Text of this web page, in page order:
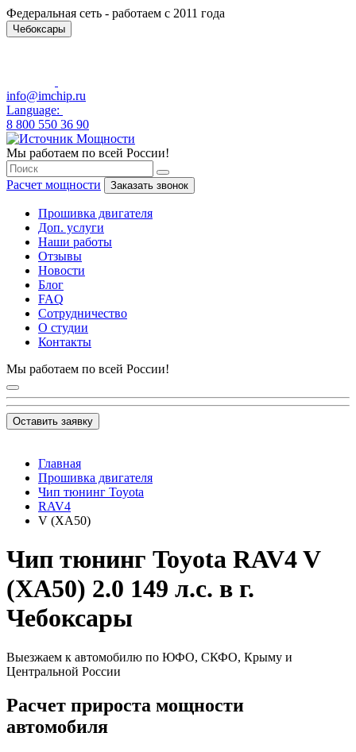
Федеральная сеть - работаем с 2011 года
Чебоксары
info@imchip.ru
Language:
8 800 550 36 90
Мы работаем по всей России!
Расчет мощности Заказать звонок
Прошивка двигателя
Доп. услуги
Наши работы
Отзывы
Новости
Блог
FAQ
Сотрудничество
О студии
Контакты
Мы работаем по всей России!
Оставить заявку
Главная
Прошивка двигателя
Чип тюнинг Toyota
RAV4
V (XA50)
Чип тюнинг Toyota RAV4 V
(XA50) 2.0 149 л.с. в г.
Чебоксары
Выезжаем к автомобилю по ЮФО, СКФО, Крыму и
Центральной России
Расчет прироста мощности
автомобиля